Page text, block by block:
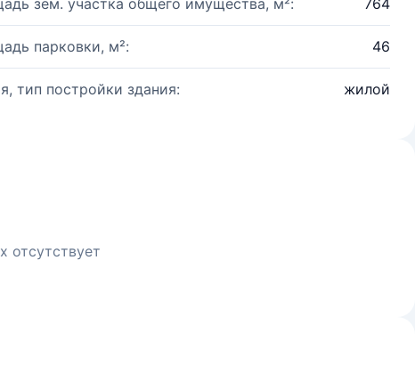
зем. участка общего имущества, м²: 764
парковки, м²: 46
тип постройки здания: жилой
отсутствует